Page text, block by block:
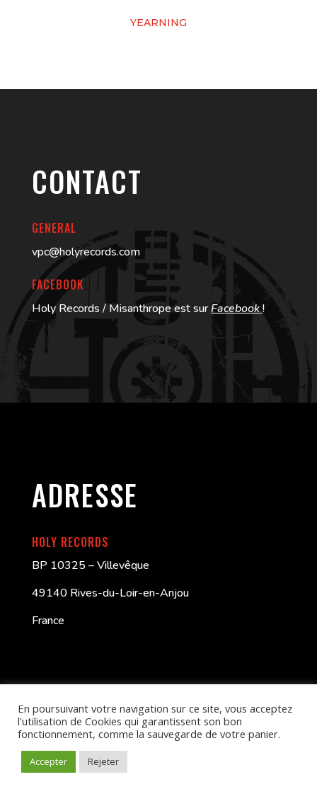
YEARNING
CONTACT
GENERAL
vpc@holyrecords.com
FACEBOOK
Holy Records / Misanthrope est surFacebook!
ADRESSE
HOLY RECORDS
BP 10325 – Villevêque
49140 Rives-du-Loir-en-Anjou
France
Better Call Swayb| HOLY RECORDS – © 2024
En poursuivant votre navigation sur ce site, vous acceptez
l'utilisation de Cookies qui garantissent son bon
fonctionnement, comme la sauvegarde de votre panier.
Accepter Rejeter